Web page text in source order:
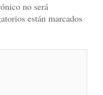
no será
están marcados